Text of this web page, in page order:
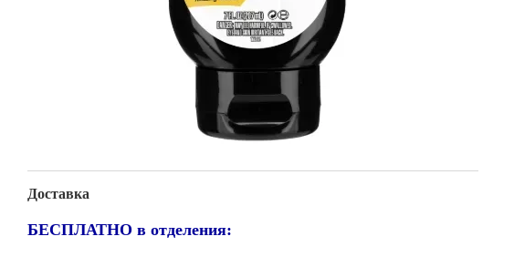
Доставка
БЕСПЛАТНО в отделения: